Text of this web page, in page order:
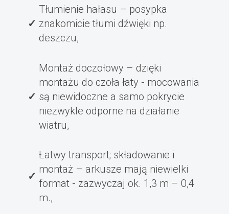
Tłumienie hałasu – posypka
znakomicie tłumi dźwięki np.
deszczu,
Montaż doczołowy – dzięki
montażu do czoła łaty - mocowania
są niewidoczne a samo pokrycie
niezwykle odporne na działanie
wiatru,
Łatwy transport; składowanie i
montaż – arkusze mają niewielki
format - zazwyczaj ok. 1,3 m – 0,4
m.,